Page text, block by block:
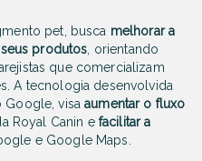
pet, busca melhorar a
produtos, orientando
que comercializam
A tecnologia desenvolvida
Google, visa aumentar o fluxo
Royal Canin e facilitar a
e Google Maps.